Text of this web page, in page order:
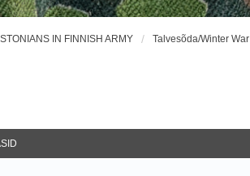
IN FINNISH ARMY Talvesõda/Winter War